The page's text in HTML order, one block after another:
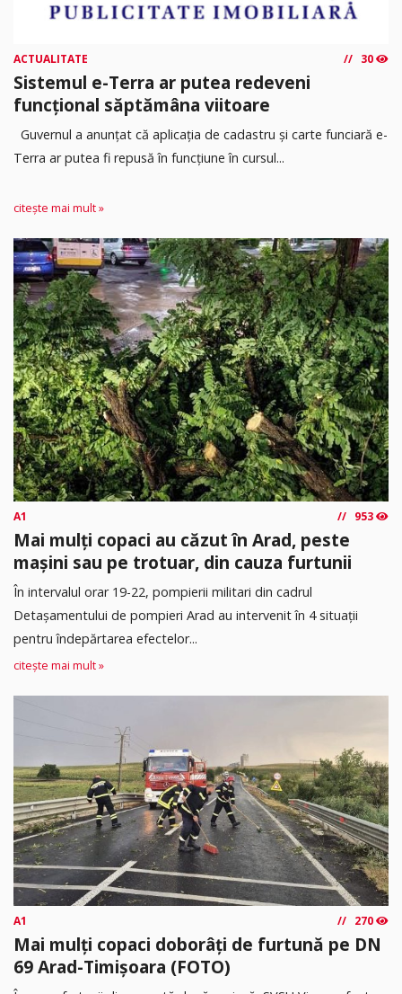
ACTUALITATE 30
Sistemul e-Terra ar putea redeveni
funcțional săptămâna viitoare
Guvernul a anunțat că aplicația de cadastru și carte funciară e-
Terra ar putea fi repusă în funcțiune în cursul...
citește mai mult »
A1 953
Mai mulți copaci au căzut în Arad, peste
mașini sau pe trotuar, din cauza furtunii
În intervalul orar 19-22, pompierii militari din cadrul
Detașamentului de pompieri Arad au intervenit în 4 situații
pentru îndepărtarea efectelor...
citește mai mult »
A1 270
Mai mulți copaci doborâți de furtună pe DN
69 Arad-Timișoara (FOTO)